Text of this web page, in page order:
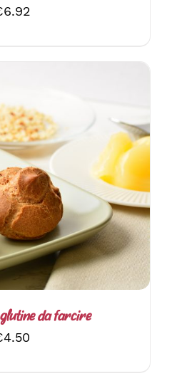
6.92
/ DETTAGLI
da farcire
4.50